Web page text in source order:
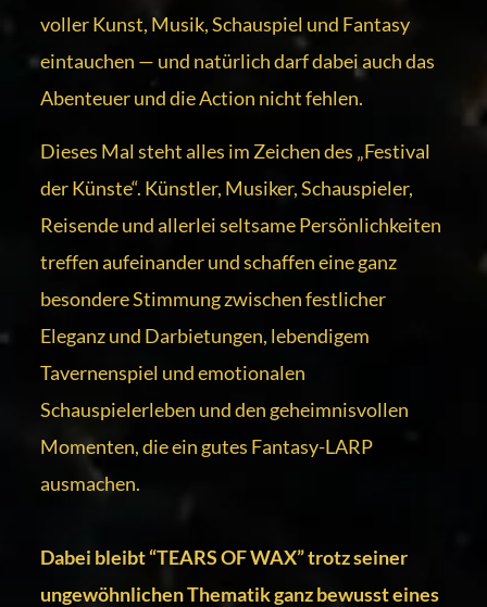
voller Kunst, Musik, Schauspiel und Fantasy
eintauchen — und natürlich darf dabei auch das
Abenteuer und die Action nicht fehlen.
Dieses Mal steht alles im Zeichen des „Festival
der Künste“. Künstler, Musiker, Schauspieler,
Reisende und allerlei seltsame Persönlichkeiten
treffen aufeinander und schaffen eine ganz
besondere Stimmung zwischen festlicher
Eleganz und Darbietungen, lebendigem
Tavernenspiel und emotionalen
Schauspielerleben und den geheimnisvollen
Momenten, die ein gutes Fantasy-LARP
ausmachen.
Dabei bleibt “TEARS OF WAX” trotz seiner
ungewöhnlichen Thematik ganz bewusst eines